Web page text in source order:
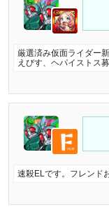
厳選済み仮面ライダー
えびす、ヘパイストス
速殺ELです。フレンド